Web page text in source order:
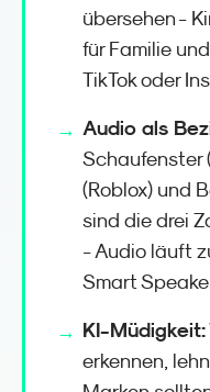
übersehen -
für Familie
TikTok oder
Audio als
Schaufenster
(Roblox) und
sind die drei
- Audio läuft
Smart
KI-Müdigkeit:
erkennen,